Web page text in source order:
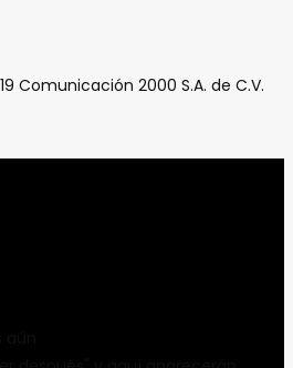
Comunicación 2000 S.A. de C.V.